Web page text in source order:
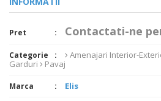
Pret Contactati-ne
Categorie Amenajari Interior-
Garduri
Pavaj
Marca Elis